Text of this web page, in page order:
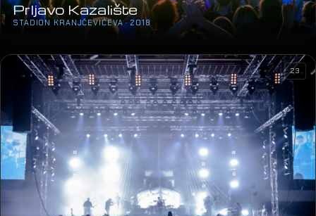
Prljavo Kazalište
STADION KRANJČEVIĆEVA · 2018
23